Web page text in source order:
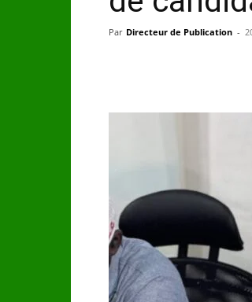
Par Directeur de Publication -